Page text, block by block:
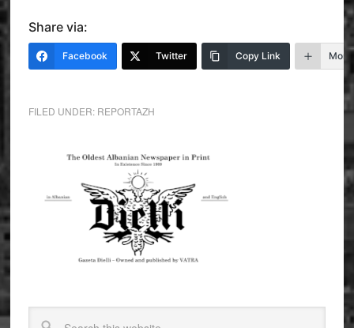
Share via:
Facebook Twitter Copy Link More
FILED UNDER: REPORTAZH